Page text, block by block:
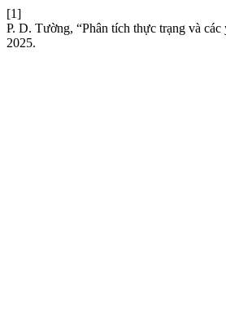
[1]
P. D. Tường, “Phân tích thực trạng và
2025.